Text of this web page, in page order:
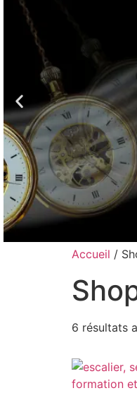
Accueil /
6 résultats